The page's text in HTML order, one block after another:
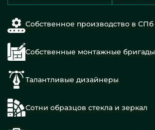
Собственное производство в СПб
Собственные монтажные бригады
Талантливые дизайнеры
Сотни образцов стекла и зеркал